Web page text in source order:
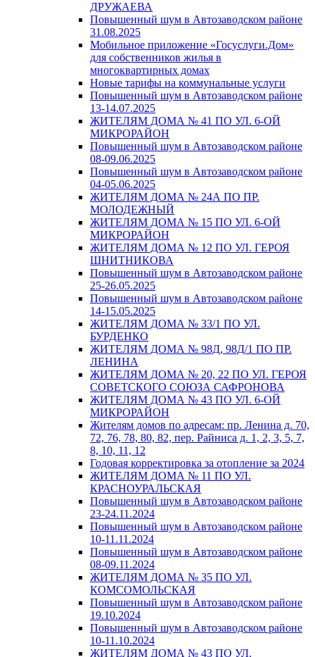
ДРУЖАЕВА
Повышенный шум в Автозаводском районе
31.08.2025
Мобильное приложение «Госуслуги.Дом»
для собственников жилья в
многоквартирных домах
Новые тарифы на коммунальные услуги
Повышенный шум в Автозаводском районе
13-14.07.2025
ЖИТЕЛЯМ ДОМА № 41 ПО УЛ. 6-ОЙ
МИКРОРАЙОН
Повышенный шум в Автозаводском районе
08-09.06.2025
Повышенный шум в Автозаводском районе
04-05.06.2025
ЖИТЕЛЯМ ДОМА № 24А ПО ПР.
МОЛОДЕЖНЫЙ
ЖИТЕЛЯМ ДОМА № 15 ПО УЛ. 6-ОЙ
МИКРОРАЙОН
ЖИТЕЛЯМ ДОМА № 12 ПО УЛ. ГЕРОЯ
ШНИТНИКОВА
Повышенный шум в Автозаводском районе
25-26.05.2025
Повышенный шум в Автозаводском районе
14-15.05.2025
ЖИТЕЛЯМ ДОМА № 33/1 ПО УЛ.
БУРДЕНКО
ЖИТЕЛЯМ ДОМА № 98Д, 98Д/1 ПО ПР.
ЛЕНИНА
ЖИТЕЛЯМ ДОМА № 20, 22 ПО УЛ. ГЕРОЯ
СОВЕТСКОГО СОЮЗА САФРОНОВА
ЖИТЕЛЯМ ДОМА № 43 ПО УЛ. 6-ОЙ
МИКРОРАЙОН
Жителям домов по адресам: пр. Ленина д. 70,
72, 76, 78, 80, 82, пер. Райниса д. 1, 2, 3, 5, 7,
8, 10, 11, 12
Годовая корректировка за отопление за 2024
ЖИТЕЛЯМ ДОМА № 11 ПО УЛ.
КРАСНОУРАЛЬСКАЯ
Повышенный шум в Автозаводском районе
23-24.11.2024
Повышенный шум в Автозаводском районе
10-11.11.2024
Повышенный шум в Автозаводском районе
08-09.11.2024
ЖИТЕЛЯМ ДОМА № 35 ПО УЛ.
КОМСОМОЛЬСКАЯ
Повышенный шум в Автозаводском районе
19.10.2024
Повышенный шум в Автозаводском районе
10-11.10.2024
ЖИТЕЛЯМ ДОМА № 43 ПО УЛ.